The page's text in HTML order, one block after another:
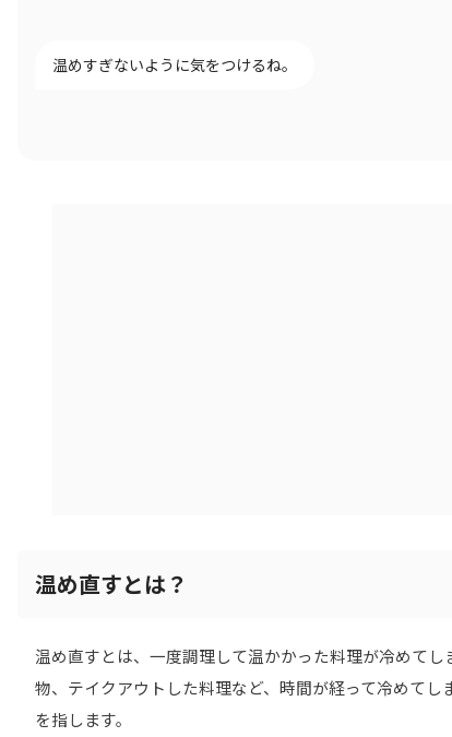
温めすぎないように気をつけるね。
温め直すとは？
温め直すとは、一度調理して温かかった料理が冷めて
物、テイクアウトした料理など、時間が経って冷めて
を指します。